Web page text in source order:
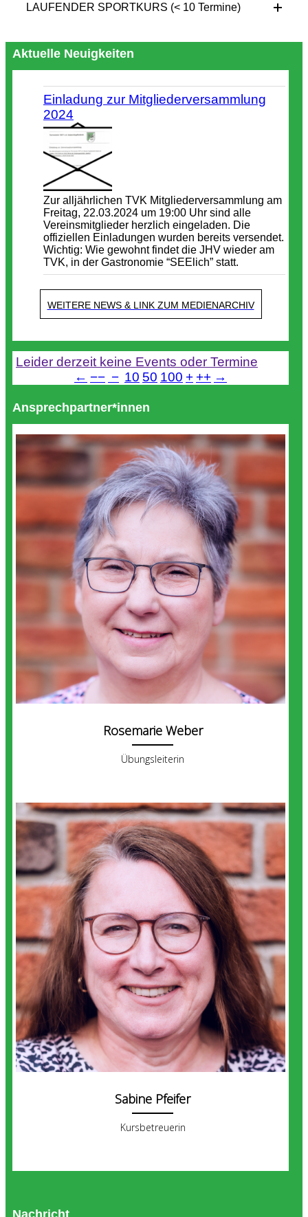
LAUFENDER SPORTKURS (< 10 Termine)
Aktuelle Neuigkeiten
Einladung zur Mitgliederversammlung
2024
Zur alljährlichen TVK Mitgliederversammlung am
Freitag, 22.03.2024 um 19:00 Uhr sind alle
Vereinsmitglieder herzlich eingeladen. Die
offiziellen Einladungen wurden bereits versendet.
Wichtig: Wie gewohnt findet die JHV wieder am
TVK, in der Gastronomie “SEElich” statt.
WEITERE NEWS & LINK ZUM MEDIENARCHIV
Leider derzeit keine Events oder Termine
← −− − 10 50 100 + ++ →
Ansprechpartner*innen
Rosemarie Weber
Übungsleiterin
Sabine Pfeifer
Kursbetreuerin
Nachricht